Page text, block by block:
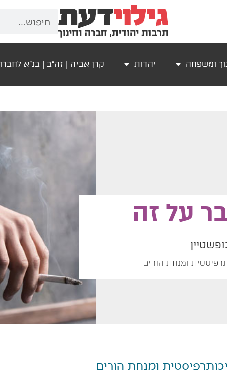
ומשפחה יהדות קרן אביה | זה"ב | בנ"א לחברו
על זה
ומנחת הורים
ומנחת הורים